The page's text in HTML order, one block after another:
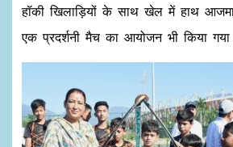
हॉकी खिलाड़ियों के साथ खेल में हाथ
एक प्रदर्शनी मैच का आयोजन भी किया